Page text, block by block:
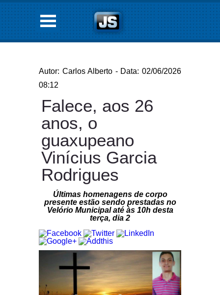
Autor: Carlos Alberto - Data: 02/06/2026
08:12
Falece, aos 26
anos, o
guaxupeano
Vinícius Garcia
Rodrigues
Últimas homenagens de corpo
presente estão sendo prestadas no
Velório Municipal até às 10h desta
terça, dia 2